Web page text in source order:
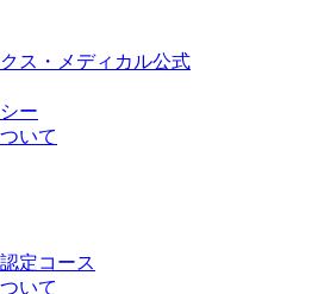
ス・メディカル公式
ー
いて
定コース
いて